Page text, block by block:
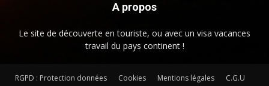
A propos
Le site de découverte en touriste, ou avec un visa vacances
travail du pays continent !
RGPD : Protection données Cookies Mentions légales
C.G.U